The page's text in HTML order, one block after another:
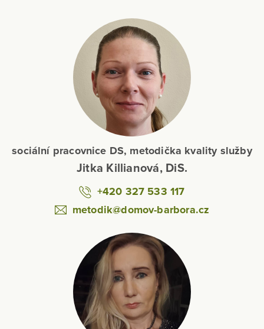
sociální pracovnice DS, metodička kvality služby
Jitka Killianová, DiS.
+420 327 533 117
metodik@domov-barbora.cz